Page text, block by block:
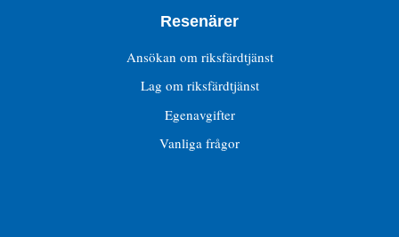
Resenärer
Ansökan om riksfärdtjänst
Lag om riksfärdtjänst
Egenavgifter
Vanliga frågor